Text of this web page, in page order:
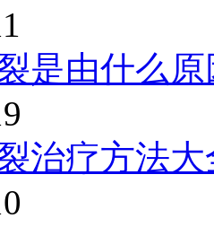
是由什么
治疗方法大